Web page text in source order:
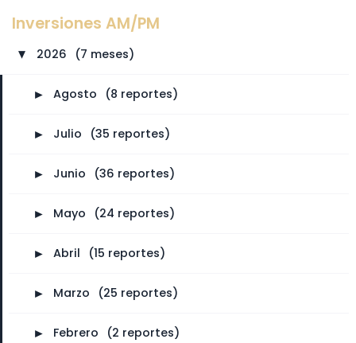
Inversiones AM/PM
► 2026 (7 meses)
► Agosto (8 reportes)
► Julio (35 reportes)
► Junio (36 reportes)
► Mayo (24 reportes)
► Abril (15 reportes)
► Marzo (25 reportes)
► Febrero (2 reportes)